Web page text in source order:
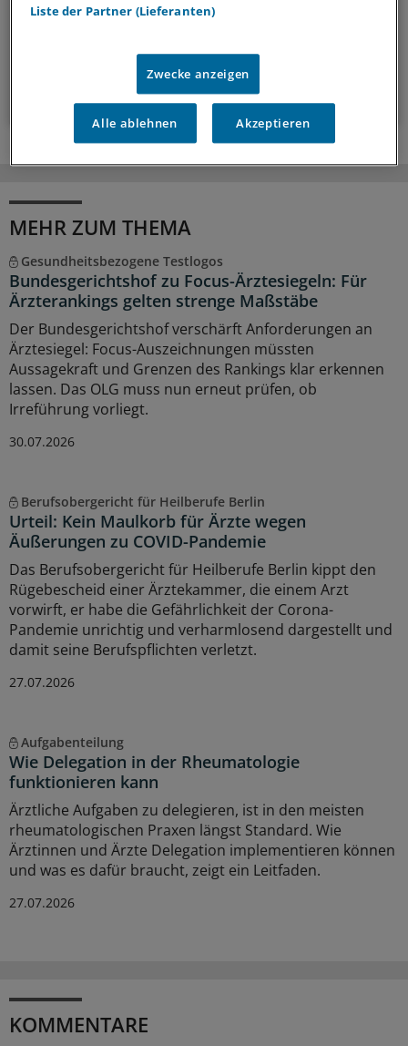
Zum Abonnieren bitte anmelden
MEHR ZUM THEMA
Gesundheitsbezogene Testlogos
Bundesgerichtshof zu Focus-Ärztesiegeln: Für
Ärzterankings gelten strenge Maßstäbe
Der Bundesgerichtshof verschärft Anforderungen an
Ärztesiegel: Focus-Auszeichnungen müssten
Aussagekraft und Grenzen des Rankings klar erkennen
lassen. Das OLG muss nun erneut prüfen, ob
Irreführung vorliegt.
30.07.2026
Berufsobergericht für Heilberufe Berlin
Urteil: Kein Maulkorb für Ärzte wegen
Äußerungen zu COVID-Pandemie
Das Berufsobergericht für Heilberufe Berlin kippt den
Rügebescheid einer Ärztekammer, die einem Arzt
vorwirft, er habe die Gefährlichkeit der Corona-
Pandemie unrichtig und verharmlosend dargestellt und
damit seine Berufspflichten verletzt.
27.07.2026
Aufgabenteilung
Wie Delegation in der Rheumatologie
funktionieren kann
Ärztliche Aufgaben zu delegieren, ist in den meisten
rheumatologischen Praxen längst Standard. Wie
Ärztinnen und Ärzte Delegation implementieren können
und was es dafür braucht, zeigt ein Leitfaden.
27.07.2026
KOMMENTARE
Liste der Partner (Lieferanten)
Zwecke anzeigen
Alle ablehnen Akzeptieren